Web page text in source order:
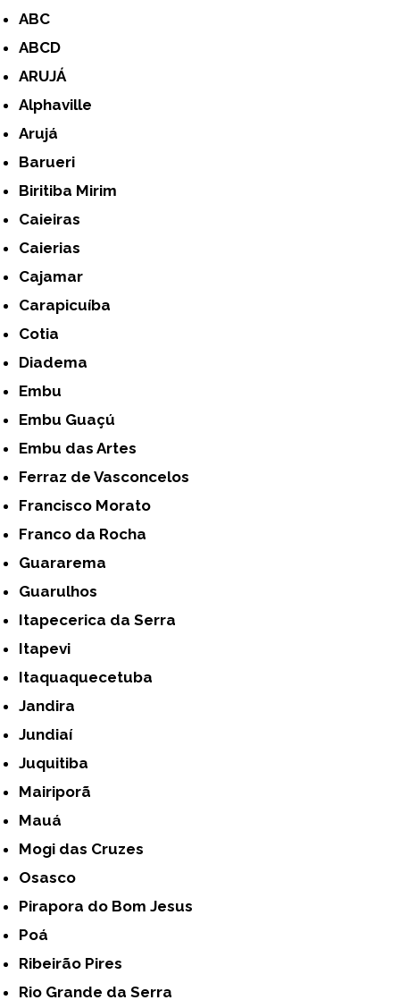
ABC
ABCD
ARUJÁ
Alphaville
Arujá
Barueri
Biritiba Mirim
Caieiras
Caierias
Cajamar
Carapicuíba
Cotia
Diadema
Embu
Embu Guaçú
Embu das Artes
Ferraz de Vasconcelos
Francisco Morato
Franco da Rocha
Guararema
Guarulhos
Itapecerica da Serra
Itapevi
Itaquaquecetuba
Jandira
Jundiaí
Juquitiba
Mairiporã
Mauá
Mogi das Cruzes
Osasco
Pirapora do Bom Jesus
Poá
Ribeirão Pires
Rio Grande da Serra